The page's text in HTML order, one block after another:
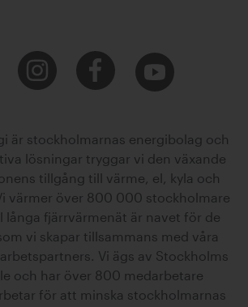
är stockholmarnas energibolag och
lösningar tryggar vi den växande
tillgång till värme, el, kyla och
värmer över 800 000 stockholmare
fjärrvärmenät är navet för de
vi skapar tillsammans med våra
Vi ägs av Stockholms
och har över 800 medarbetare
för att minska stockholmarnas